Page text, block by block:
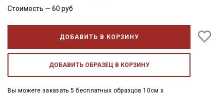
Стоимость — 60 руб
ДОБАВИТЬ В КОРЗИНУ
ДОБАВИТЬ ОБРАЗЕЦ В КОРЗИНУ
Вы можете заказать 5 бесплатных образцов 10см x